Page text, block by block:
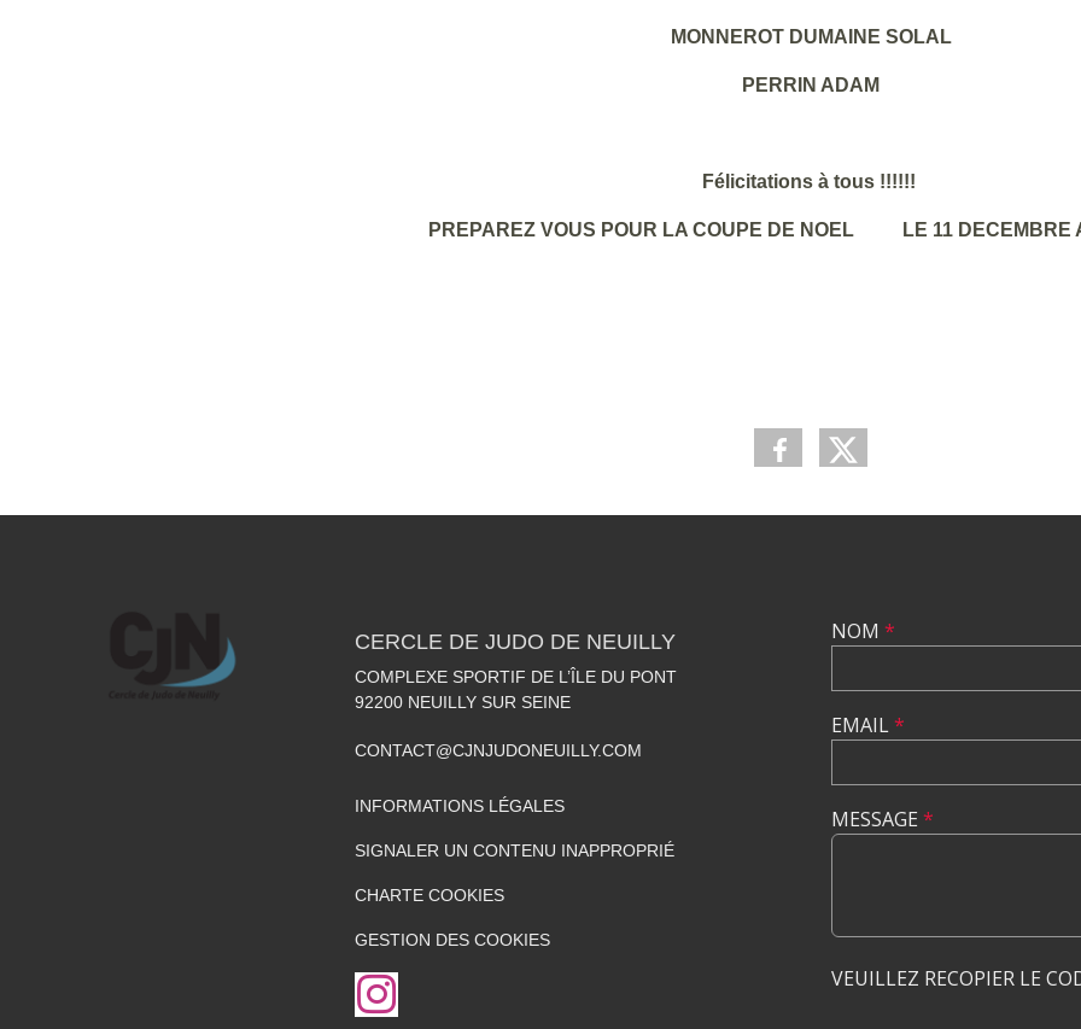
MONNEROT DUMAINE SOLAL
PERRIN ADAM
Félicitations à tous !!!!!!
PREPAREZ VOUS POUR LA COUPE DE NOEL LE 11 DECEMBRE
CERCLE DE JUDO DE NEUILLY
COMPLEXE SPORTIF DE L’ÎLE DU PONT
92200 NEUILLY SUR SEINE
CONTACT@CJNJUDONEUILLY.COM
INFORMATIONS LÉGALES
SIGNALER UN CONTENU INAPPROPRIÉ
CHARTE COOKIES
GESTION DES COOKIES
NOM *
EMAIL*
MESSAGE *
VEUILLEZ RECOPIER LE